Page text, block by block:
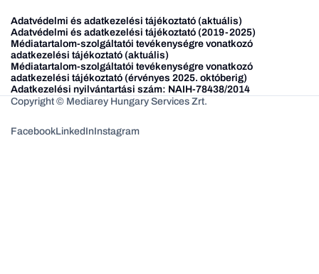
Adatvédelmi és adatkezelési tájékoztató (aktuális)
Adatvédelmi és adatkezelési tájékoztató (2019-2025)
Médiatartalom-szolgáltatói tevékenységre vonatkozó
adatkezelési tájékoztató (aktuális)
Médiatartalom-szolgáltatói tevékenységre vonatkozó
adatkezelési tájékoztató (érvényes 2025. októberig)
Adatkezelési nyilvántartási szám: NAIH-78438/2014
Copyright © Mediarey Hungary Services Zrt.
FacebookLinkedInInstagram